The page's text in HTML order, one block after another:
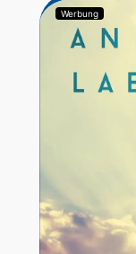
Werbung